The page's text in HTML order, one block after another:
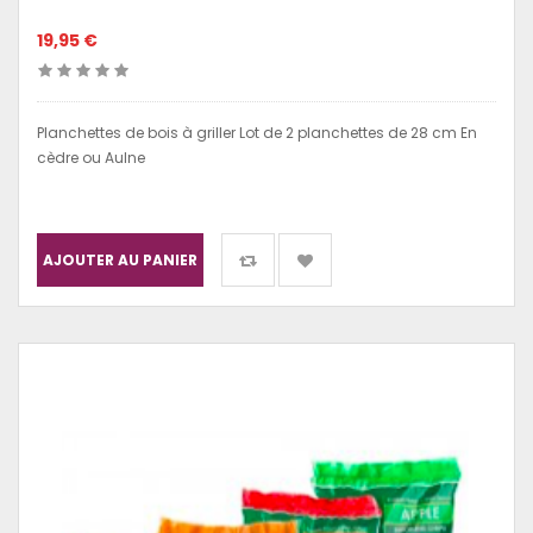
19,95 €
Planchettes de bois à griller Lot de 2 planchettes de 28 cm En
cèdre ou Aulne
AJOUTER AU PANIER